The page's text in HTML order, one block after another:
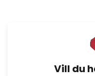
Vill du